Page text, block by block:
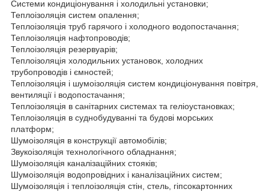
Системи кондиціонування і холодильні установки;
Теплоізоляція систем опалення;
Теплоізоляція труб гарячого і холодного водопостачання;
Теплоізоляція нафтопроводів;
Теплоізоляція резервуарів;
Теплоізоляція холодильних установок, холодних
трубопроводів і ємностей;
Теплоізоляція і шумоізоляція систем кондиціонування повітря,
вентиляції і водопостачання;
Теплоізоляція в санітарних системах та геліоустановках;
Теплоізоляція в суднобудуванні та будові морських
платформ;
Шумоізоляція в конструкції автомобілів;
Звукоізоляція технологічного обладнання;
Шумоізоляція каналізаційних стояків;
Шумоізоляція водопровідних і каналізаційних систем;
Шумоізоляція і теплоізоляція стін, стель, гіпсокартонних